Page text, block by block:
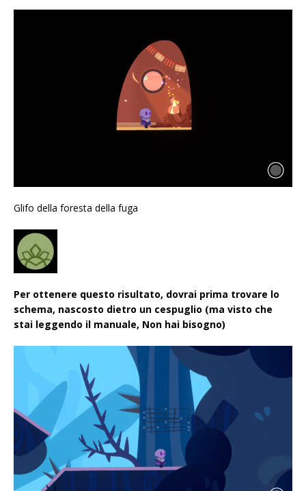
Glifo della foresta della fuga
Per ottenere questo risultato, dovrai prima trovare lo
schema, nascosto dietro un cespuglio (ma visto che
stai leggendo il manuale, Non hai bisogno)